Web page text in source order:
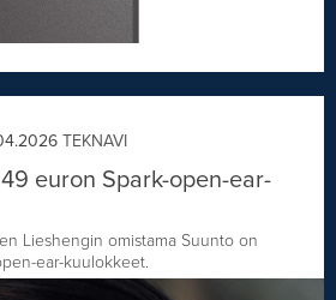
TEKNAVI
euron Spark-open-ear-
Lieshengin omistama Suunto on
ear-kuulokkeet.